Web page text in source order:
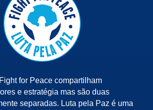
for Peace compartilham
e estratégia mas são duas
separadas. Luta pela Paz é uma